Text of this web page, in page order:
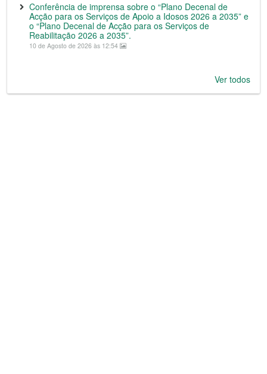
Conferência de imprensa sobre o “Plano Decenal de
Acção para os Serviços de Apoio a Idosos 2026 a 2035” e
o “Plano Decenal de Acção para os Serviços de
Reabilitação 2026 a 2035”.
10 de Agosto de 2026 às 12:54
Ver todos